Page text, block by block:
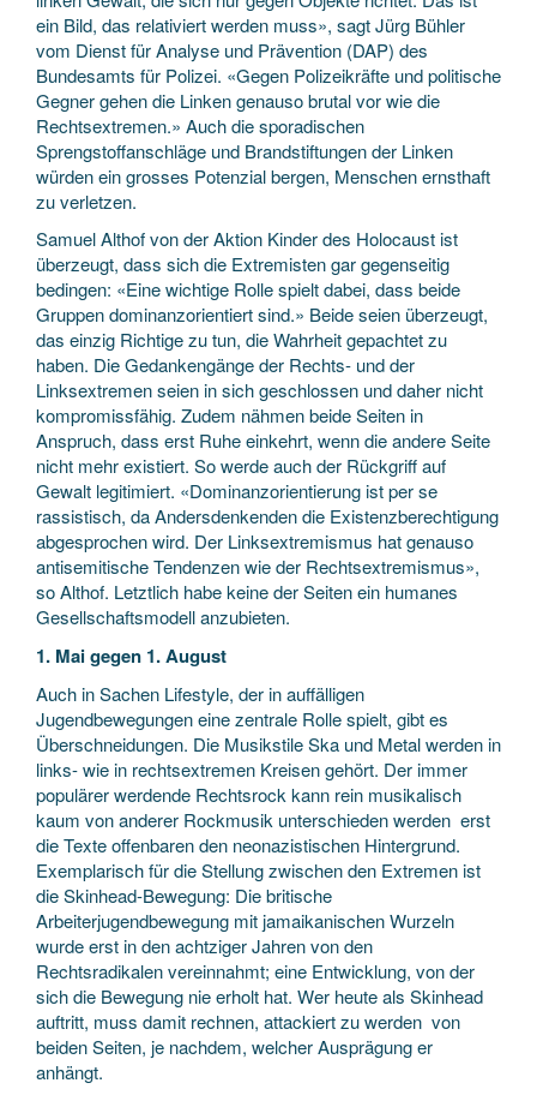
ein Bild, das relativiert werden muss», sagt Jürg Bühler
vom Dienst für Analyse und Prävention (DAP) des
Bundesamts für Polizei. «Gegen Polizeikräfte und politische
Gegner gehen die Linken genauso brutal vor wie die
Rechtsextremen.» Auch die sporadischen
Sprengstoffanschläge und Brandstiftungen der Linken
würden ein grosses Potenzial bergen, Menschen ernsthaft
zu verletzen.
Samuel Althof von der Aktion Kinder des Holocaust ist
überzeugt, dass sich die Extremisten gar gegenseitig
bedingen: «Eine wichtige Rolle spielt dabei, dass beide
Gruppen dominanzorientiert sind.» Beide seien überzeugt,
das einzig Richtige zu tun, die Wahrheit gepachtet zu
haben. Die Gedankengänge der Rechts- und der
Linksextremen seien in sich geschlossen und daher nicht
kompromissfähig. Zudem nähmen beide Seiten in
Anspruch, dass erst Ruhe einkehrt, wenn die andere Seite
nicht mehr existiert. So werde auch der Rückgriff auf
Gewalt legitimiert. «Dominanzorientierung ist per se
rassistisch, da Andersdenkenden die Existenzberechtigung
abgesprochen wird. Der Linksextremismus hat genauso
antisemitische Tendenzen wie der Rechtsextremismus»,
so Althof. Letztlich habe keine der Seiten ein humanes
Gesellschaftsmodell anzubieten.
1. Mai gegen 1. August
Auch in Sachen Lifestyle, der in auffälligen
Jugendbewegungen eine zentrale Rolle spielt, gibt es
Überschneidungen. Die Musikstile Ska und Metal werden in
links- wie in rechtsextremen Kreisen gehört. Der immer
populärer werdende Rechtsrock kann rein musikalisch
kaum von anderer Rockmusik unterschieden werden ­ erst
die Texte offenbaren den neonazistischen Hintergrund.
Exemplarisch für die Stellung zwischen den Extremen ist
die Skinhead-Bewegung: Die britische
Arbeiterjugendbewegung mit jamaikanischen Wurzeln
wurde erst in den achtziger Jahren von den
Rechtsradikalen vereinnahmt; eine Entwicklung, von der
sich die Bewegung nie erholt hat. Wer heute als Skinhead
auftritt, muss damit rechnen, attackiert zu werden ­ von
beiden Seiten, je nachdem, welcher Ausprägung er
anhängt.